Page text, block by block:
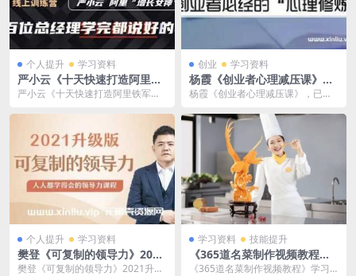
个人提升 学习资料
严小云《十天快速打造阿里铁
军》百位总经理学完都说好
严小云《十天快速打造阿里铁军》
处理，下载后解压使用...
创业 学习资料
杨霞《创业者心理减压课》百
度云网盘下载
杨霞《创业者心理减压课》，已做
用，文件大小40MB...
个人提升 学习资料
樊登《可复制的领导力》2021
升级版MP4百度云网盘下载
樊登《可复制的领导力》2021升级
学习资料 技能提升
《365道名菜制作视频教程》
学习资料[MP4/8GB]百度云网
《365道名菜制作视频教程》学习